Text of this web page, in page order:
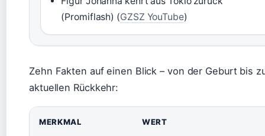
(Promiflash) (GZSZ YouTube)
Zehn Fakten auf einen Blick – von der Geburt bis
aktuellen Rückkehr:
MERKMAL WERT